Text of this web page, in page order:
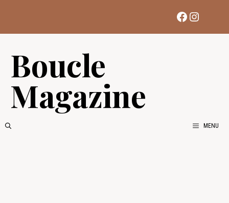
contenu
Facebook
Boucle
Magazine
MENU